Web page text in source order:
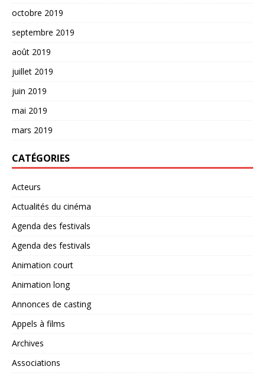
octobre 2019
septembre 2019
août 2019
juillet 2019
juin 2019
mai 2019
mars 2019
CATÉGORIES
Acteurs
Actualités du cinéma
Agenda des festivals
Agenda des festivals
Animation court
Animation long
Annonces de casting
Appels à films
Archives
Associations